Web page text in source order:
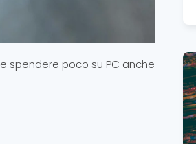
spendere poco su PC anche